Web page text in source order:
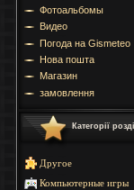
Фотоальбомы
Видео
Погода на Gismeteo
Нова пошта
Магазин
замовлення
Категорії
Другое
Компьютерные игры